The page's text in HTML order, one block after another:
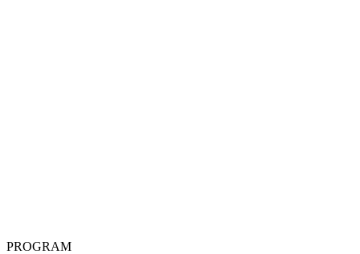
PROGRAM